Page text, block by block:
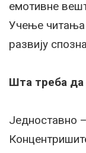
емотивне
Учење читања
развију
Шта треба да
Једноставно